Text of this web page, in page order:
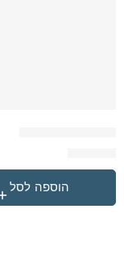
הוספה לסל